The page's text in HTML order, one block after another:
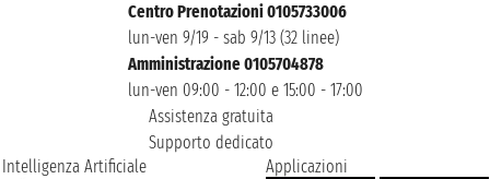
Centro Prenotazioni 0105733006
lun-ven 9/19 - sab 9/13 (32 linee)
Amministrazione 0105704878
lun-ven 09:00 - 12:00 e 15:00 - 17:00
Assistenza gratuita
Supporto dedicato
Intelligenza Artificiale
Applicazioni